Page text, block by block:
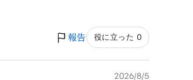
報告 役に立った 0
2026/8/5